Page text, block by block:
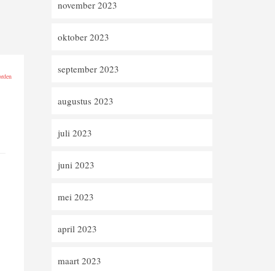
november 2023
oktober 2023
september 2023
augustus 2023
juli 2023
juni 2023
mei 2023
april 2023
maart 2023